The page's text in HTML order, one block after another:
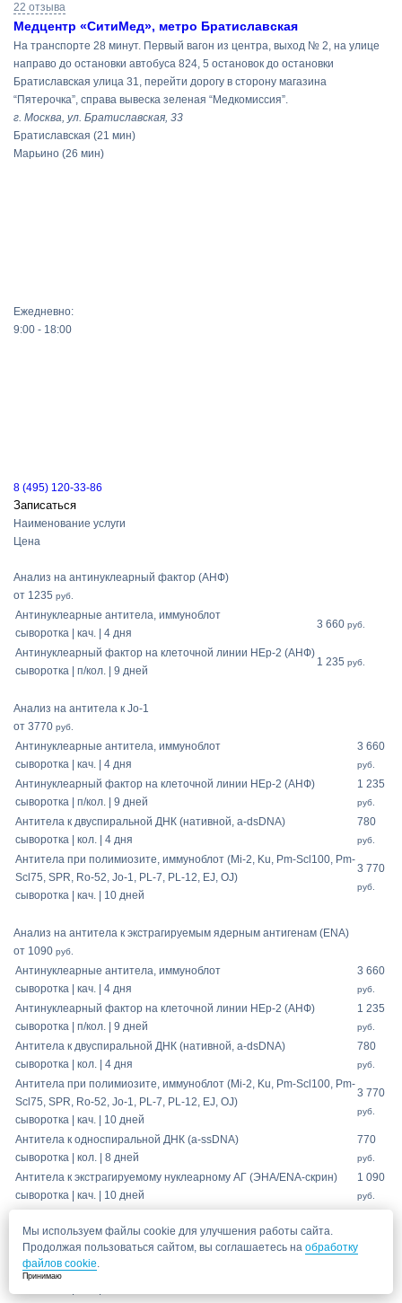
22 отзыва
Медцентр «СитиМед», метро Братиславская
На транспорте 28 минут. Первый вагон из центра, выход № 2, на улице
направо до остановки автобуса 824, 5 остановок до остановки
Братиславская улица 31, перейти дорогу в сторону магазина
“Пятерочка”, справа вывеска зеленая “Медкомиссия”.
г. Москва, ул. Братиславская, 33
Братиславская (21 мин)
Марьино (26 мин)
Ежедневно:
9:00 - 18:00
8 (495) 120-33-86
Записаться
Наименование услуги
Цена
Анализ на антинуклеарный фактор (АНФ)
от 1235 руб.
Антинуклеарные антитела, иммуноблот
сыворотка | кач. | 4 дня
3 660 руб.
Антинуклеарный фактор на клеточной линии HEp-2 (АНФ)
сыворотка | п/кол. | 9 дней
1 235 руб.
Анализ на антитела к Jo-1
от 3770 руб.
Антинуклеарные антитела, иммуноблот
сыворотка | кач. | 4 дня
3 660
руб.
Антинуклеарный фактор на клеточной линии HEp-2 (АНФ)
сыворотка | п/кол. | 9 дней
1 235
руб.
Антитела к двуспиральной ДНК (нативной, a-dsDNA)
сыворотка | кол. | 4 дня
780
руб.
Антитела при полимиозите, иммуноблот (Mi-2, Ku, Pm-Scl100, Pm-
Scl75, SPR, Ro-52, Jo-1, PL-7, PL-12, EJ, OJ)
сыворотка | кач. | 10 дней
3 770
руб.
Анализ на антитела к экстрагируемым ядерным антигенам (ENA)
от 1090 руб.
Антинуклеарные антитела, иммуноблот
сыворотка | кач. | 4 дня
3 660
руб.
Антинуклеарный фактор на клеточной линии HEp-2 (АНФ)
сыворотка | п/кол. | 9 дней
1 235
руб.
Антитела к двуспиральной ДНК (нативной, a-dsDNA)
сыворотка | кол. | 4 дня
780
руб.
Антитела при полимиозите, иммуноблот (Mi-2, Ku, Pm-Scl100, Pm-
Scl75, SPR, Ro-52, Jo-1, PL-7, PL-12, EJ, OJ)
сыворотка | кач. | 10 дней
3 770
руб.
Антитела к односпиральной ДНК (a-ssDNА)
сыворотка | кол. | 8 дней
770
руб.
Антитела к экстрагируемому нуклеарному АГ (ЭНА/ENA-скрин)
сыворотка | кач. | 10 дней
1 090
руб.
Анализ на антинуклеарные антитела (ANA)
от 3660руб.
Антинуклеарные антитела, иммуноблот
Мы используем файлы cookie для улучшения работы сайта.
Продолжая пользоваться сайтом, вы соглашаетесь на обработку
файлов cookie.
Принимаю